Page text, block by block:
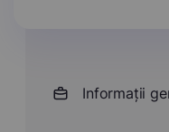
Informații